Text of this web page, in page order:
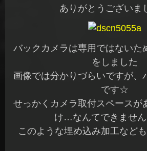
ありがとうござい
バックカメラは専用ではないた
をしました
画像では分かりづらいですが、
です☆
せっかくカメラ取付スペースが
け…なんてできませ
このような埋め込み加工など